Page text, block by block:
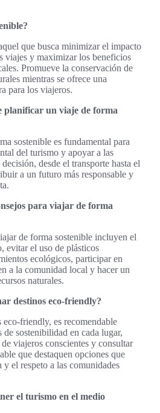
que busca minimizar el impacto
viajes y maximizar los beneficios
Promueve la conservación de
mientras se ofrece una
para los viajeros.
planificar un viaje de forma
sostenible es fundamental para
del turismo y apoyar a las
desde el transporte hasta el
a un futuro más responsable y
para viajar de forma
de forma sostenible incluyen el
evitar el uso de plásticos
ecológicos, participar en
a la comunidad local y hacer un
naturales.
destinos eco-friendly?
eco-friendly, es recomendable
de sostenibilidad en cada lugar,
viajeros conscientes y consultar
que destaquen opciones que
el respeto a las comunidades
el turismo en el medio